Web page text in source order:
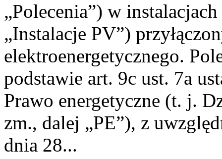
„Polecenia”) w
„Instalacje PV”)
elektroenergetycznego.
podstawie art. 9c ust. 7a
Prawo energetyczne (t. j.
zm., dalej „PE”), z
dnia 28...